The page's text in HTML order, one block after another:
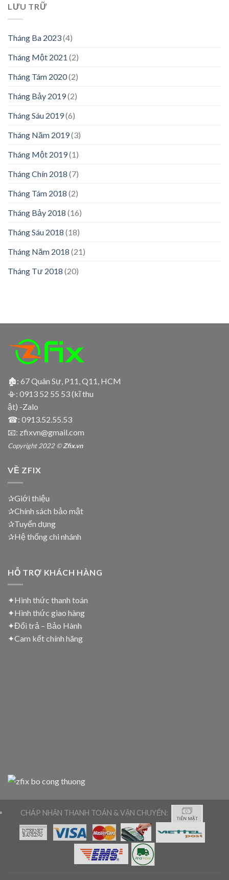
LƯU TRỮ
Tháng Ba 2023(4)
Tháng Một 2021 (2)
Tháng Tám 2020(2)
Tháng Bảy 2019(2)
Tháng Sáu 2019(6)
Tháng Năm 2019(3)
Tháng Một 2019(1)
Tháng Chín 2018 (7)
Tháng Tám 2018 (2)
Tháng Bảy 2018 (16)
Tháng Sáu 2018 (18)
Tháng Năm 2018 (21)
Tháng Tư 2018 (20)
🏚: 67 Quân Sự, P11, Q11, HCM
📳: 0913 52 55 53 (kĩ thu
ật) -Zalo
☎: 0913.52.55.53
📧: zfixvn@gmail.com
Copyright 2022 ©Zfix.vn
VỀ ZFIX
✰Giới thiệu
✰Chính sách bảo mật
✰Tuyển dụng
✰Hệ thống chi nhánh
HỖ TRỢ KHÁCH HÀNG
✦Hình thức thanh toán
✦Hình thức giao hàng
✦Đổi trả – Bảo Hành
✦Cam kết chính hãng
CHÁP NHẬN THANH TOÁN & VẬN CHUYỂN: